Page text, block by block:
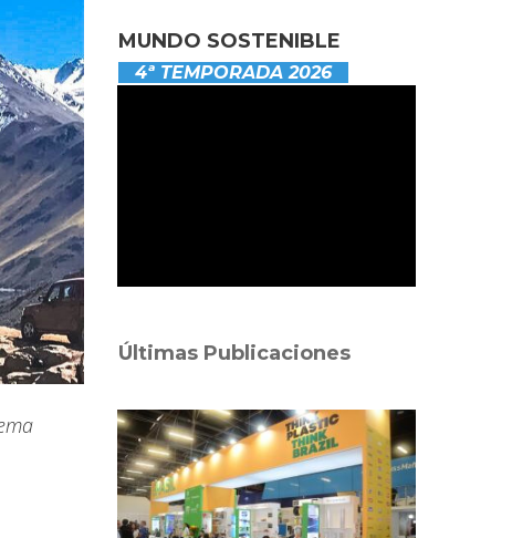
MUNDO SOSTENIBLE
4ª TEMPORADA 2026
Últimas Publicaciones